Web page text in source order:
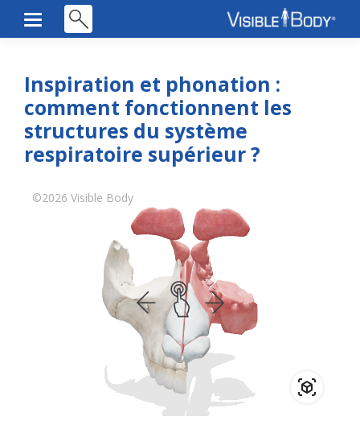
Inspiration et phonation :
comment fonctionnent les
structures du système
respiratoire supérieur ?